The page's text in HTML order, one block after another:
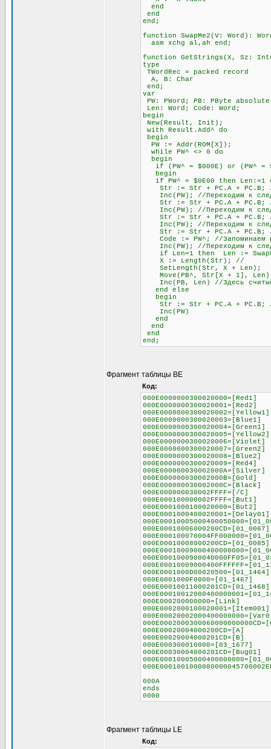
end
end
end;
function SwapMe2(V: Word):
asm xchg al,ah end;
function GetStrings(X, Sz:
type
TWordRec = packed record
A, B: Char
end;
var
PW: PWord; PB: PByte
Len: Word; Code: Word;
begin
New(Result, Init);
with Result.Add^ do
begin
PW := Addr(ROM[X]);
while PW^ <> 0 do
begin
if (PW^ = $000E) or (PW^ =
begin
if PW^ = $0E00 then Len:=1
Str := Str + PC.A + PC.B; //
Inc(PW); //Переходим к
Str := Str + PC.A + PC.B; //
Inc(PW); //Переходим к
Str := Str + PC.A + PC.B; //
Inc(PW); //Переходим к
Str := Str + PC.A + PC.B; //
Code := PW^; //Запоминаем
Inc(PW); //Переходим к
if Len=1 then Len :=
X := Length(Str); //
SetLength(Str, X +
Move(PB^, Str[X + 1],
Inc(PB, Len) //Здесь
end else
begin
Str := Str + PC.A + PC.B; //
Inc(PW)
end
end
end
end;
Фрагмент таблицы BE
Код:
000E0000000300020000=[Red1]
000E0000000300020001=[Red2]
000E0000000300020002=[Yellow1]
000E0000000300020003=[Blue1]
000E0000000300020004=[Green1]
000E0000000300020005=[Yellow2]
000E0000000300020006=[Violet]
000E0000000300020007=[Green2]
000E0000000300020008=[Blue2]
000E0000000300020009=[Red4]
000E000000030002000A=[Silver]
000E000000030002000B=[Gold]
000E000000030002000C=[Black]
000E000000030002FFFF=[/C]
000E000100000002FFFF=[But1]
000E0001000100020000=[But2]
000E0001000400020001=[Delay01]
000E00010006000200CD=[01_0067]
000E00010008000200CD=[01_0085]
000E0001000D00020500=[01_1464]
000E0001000F0000=[01_1467]
000E00010011000201CD=[01_1468]
000E000200000000=[Link]
000E0002000100020001=[Item001]
000E00020004000200CD=[A]
000E00020004000201CD=[B]
000E000300010000=[03_1677]
000E00030004000201CD=[Bug01]
000A
ends
0000
Фрагмент таблицы LE
Код: